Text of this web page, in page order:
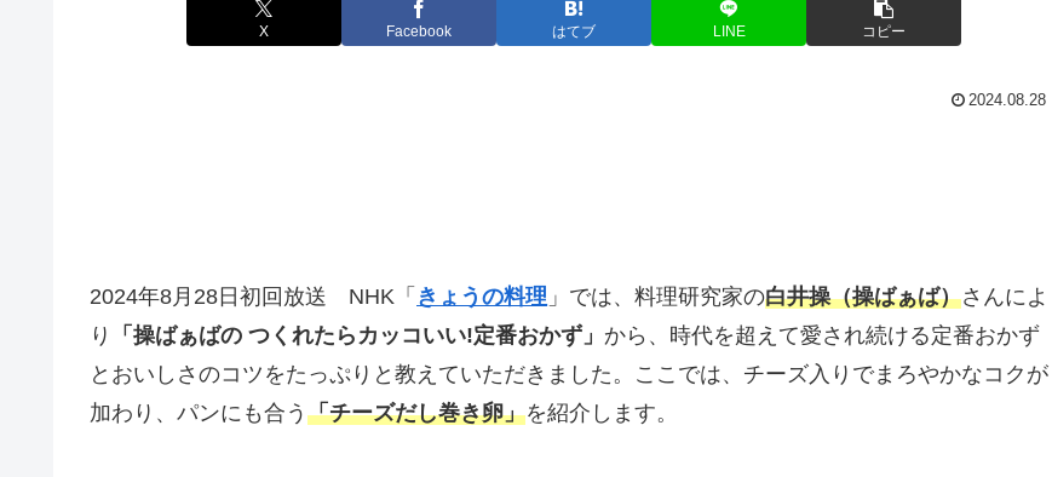
X Facebook はてブ LINE コピー
2024.08.28
2024年8月28日初回放送 NHK「 きょうの料理 」では、料理研究家の白井操（操ばぁば）さんによ
り
「操ばぁばの つくれたらカッコいい!定番おかず」 から、時代を超えて愛され続ける定番おかず
とおいしさのコツをたっぷりと教えていただきました。ここでは、チーズ入りでまろやかなコクが
加わり、パンにも合う 「チーズだし巻き卵」を紹介します。